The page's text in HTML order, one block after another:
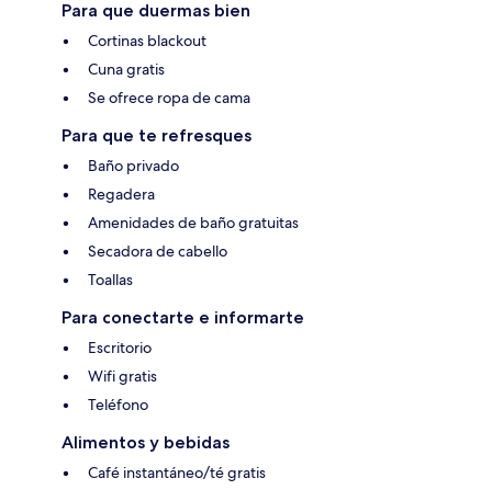
Para que duermas bien
Cortinas blackout
Cuna gratis
Se ofrece ropa de cama
Para que te refresques
Baño privado
Regadera
Amenidades de baño gratuitas
Secadora de cabello
Toallas
Para conectarte e informarte
Escritorio
Wifi gratis
Teléfono
Alimentos y bebidas
Café instantáneo/té gratis